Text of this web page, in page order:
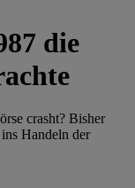
die
crasht? Bisher
Handeln der